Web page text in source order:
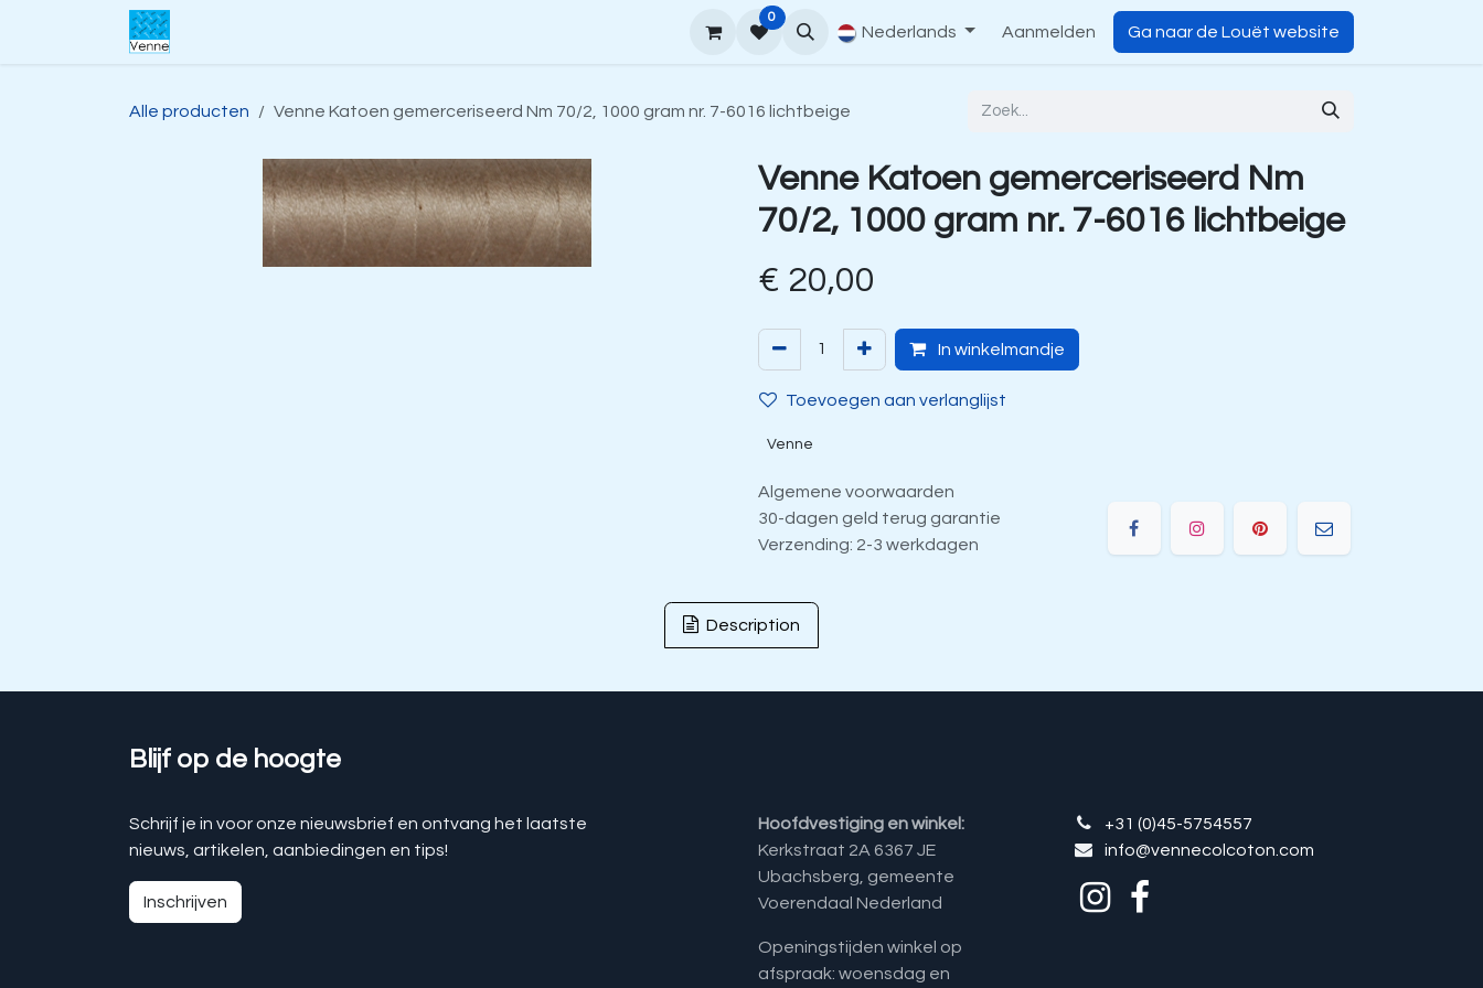
Overslaan naar inhoud
Hoe te bestellen Contact
0
Nederlands Aanmelden Ga naar de Louët website
Alle producten Venne Katoen gemerceriseerd Nm 70/2, 1000 gram nr. 7-6016 lichtbeige
Venne Katoen gemerceriseerd Nm
70/2, 1000 gram nr. 7-6016 lichtbeige
€ 20,00
In winkelmandje
Toevoegen aan verlanglijst
Venne
Algemene voorwaarden
30-dagen geld terug garantie
Verzending: 2-3 werkdagen
Description
Blijf op de hoogte
Schrijf je in voor onze nieuwsbrief en ontvang het laatste
nieuws, artikelen, aanbiedingen en tips!
Inschrijven
Hoofdvestiging en winkel:
Kerkstraat 2A 6367 JE
Ubachsberg, gemeente
Voerendaal Nederland
Openingstijden winkel op
afspraak: woensdag en
+31 (0)45-5754557
info@vennecolcoton.com